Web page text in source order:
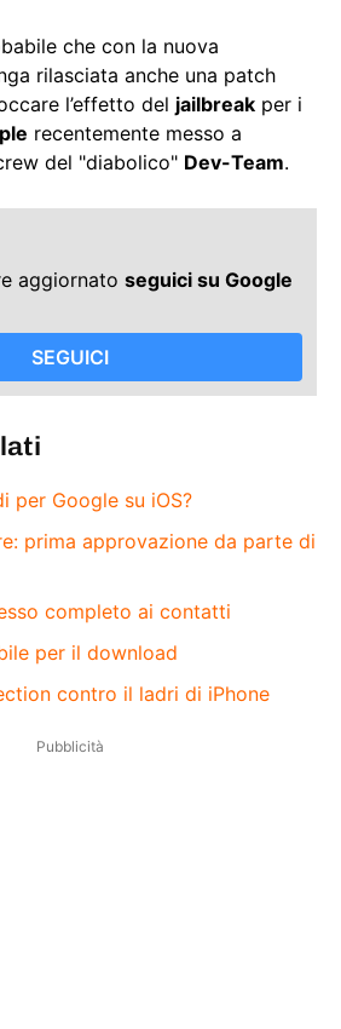
che con la nuova
rilasciata anche una patch
l’effetto del jailbreak per i
recentemente messo a
del "diabolico" Dev-Team.
aggiornato seguici su Google
SEGUICI
per Google su iOS?
prima approvazione da parte di
completo ai contatti
per il download
contro il ladri di iPhone
Pubblicità